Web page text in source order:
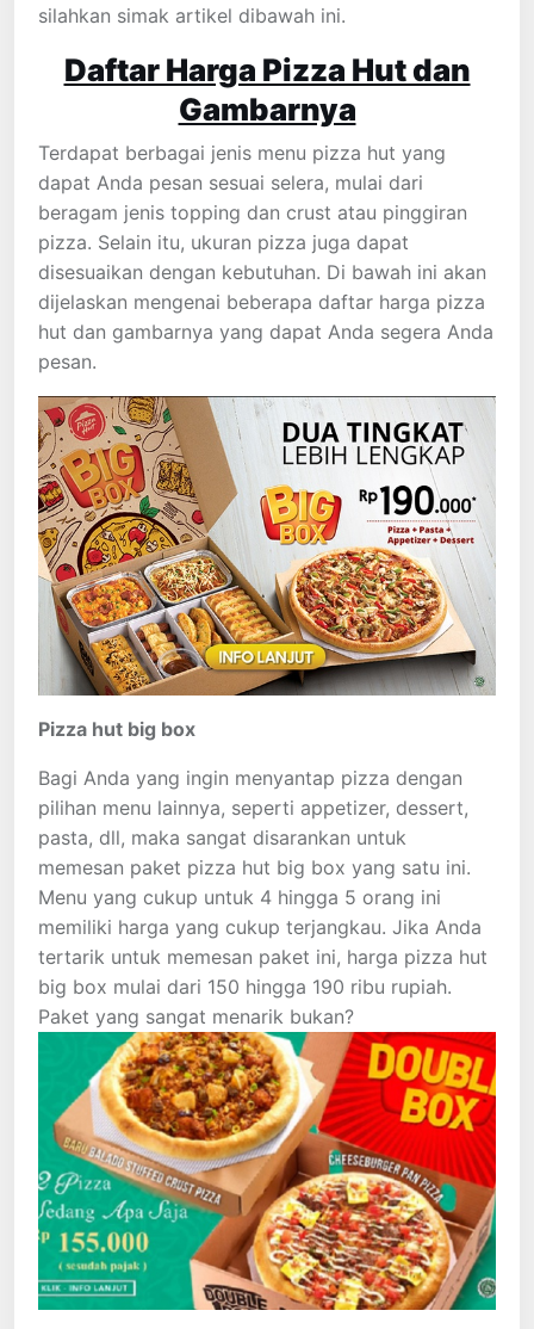
silahkan simak artikel dibawah ini.
Daftar Harga Pizza Hut dan
Gambarnya
Terdapat berbagai jenis menu pizza hut yang
dapat Anda pesan sesuai selera, mulai dari
beragam jenis topping dan crust atau pinggiran
pizza. Selain itu, ukuran pizza juga dapat
disesuaikan dengan kebutuhan. Di bawah ini akan
dijelaskan mengenai beberapa daftar harga pizza
hut dan gambarnya yang dapat Anda segera Anda
pesan.
Pizza hut big box
Bagi Anda yang ingin menyantap pizza dengan
pilihan menu lainnya, seperti appetizer, dessert,
pasta, dll, maka sangat disarankan untuk
memesan paket pizza hut big box yang satu ini.
Menu yang cukup untuk 4 hingga 5 orang ini
memiliki harga yang cukup terjangkau. Jika Anda
tertarik untuk memesan paket ini, harga pizza hut
big box mulai dari 150 hingga 190 ribu rupiah.
Paket yang sangat menarik bukan?